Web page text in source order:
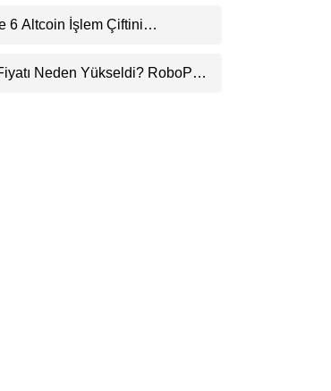
6 Altcoin İşlem Çiftini
Neden Yükseldi? RoboPay